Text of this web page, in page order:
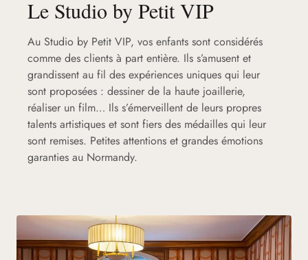
Le Studio by Petit VIP
Au Studio by Petit VIP, vos enfants sont considérés
comme des clients à part entière. Ils s’amusent et
grandissent au fil des expériences uniques qui leur
sont proposées : dessiner de la haute joaillerie,
réaliser un film… Ils s’émerveillent de leurs propres
talents artistiques et sont fiers des médailles qui leur
sont remises. Petites attentions et grandes émotions
garanties au Normandy.